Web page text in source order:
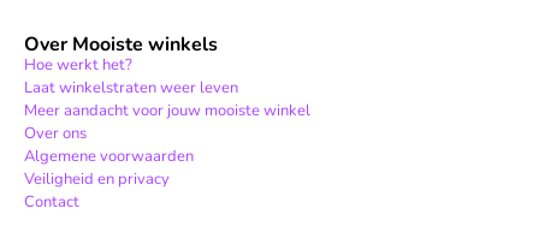
Over Mooiste winkels
Hoe werkt het?
Laat winkelstraten weer leven
Meer aandacht voor jouw mooiste winkel
Over ons
Algemene voorwaarden
Veiligheid en privacy
Contact